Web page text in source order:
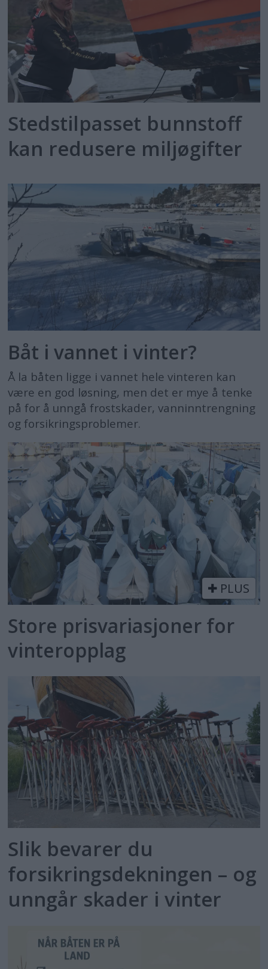
Stedstilpasset bunnstoff
kan redusere miljøgifter
Båt i vannet i vinter?
Å la båten ligge i vannet hele vinteren kan
være en god løsning, men det er mye å tenke
på for å unngå frostskader, vanninntrengning
og forsikringsproblemer.
PLUS
Store prisvariasjoner for
vinteropplag
Slik bevarer du
forsikringsdekningen – og
unngår skader i vinter